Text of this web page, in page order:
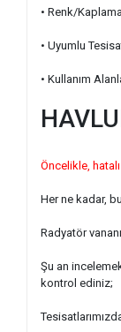
• Renk/
• Uyumlu
• Kullanım
Öncelikle,
Her ne kadar,
Radyatör
Şu an
kontrol ediniz;